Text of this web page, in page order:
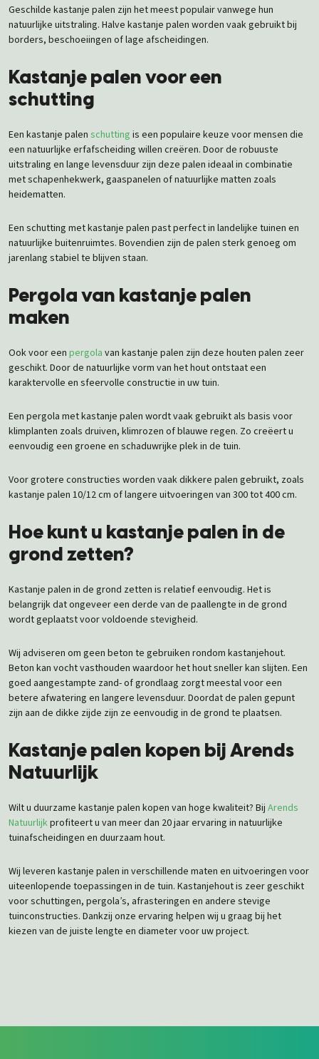
Geschilde kastanje palen zijn het meest populair vanwege hun
natuurlijke uitstraling. Halve kastanje palen worden vaak gebruikt bij
borders, beschoeiingen of lage afscheidingen.
Kastanje palen voor een
schutting
Een kastanje palen schutting is een populaire keuze voor mensen die
een natuurlijke erfafscheiding willen creëren. Door de robuuste
uitstraling en lange levensduur zijn deze palen ideaal in combinatie
met schapenhekwerk, gaaspanelen of natuurlijke matten zoals
heidematten.
Een schutting met kastanje palen past perfect in landelijke tuinen en
natuurlijke buitenruimtes. Bovendien zijn de palen sterk genoeg om
jarenlang stabiel te blijven staan.
Pergola van kastanje palen
maken
Ook voor een pergola van kastanje palen zijn deze houten palen zeer
geschikt. Door de natuurlijke vorm van het hout ontstaat een
karaktervolle en sfeervolle constructie in uw tuin.
Een pergola met kastanje palen wordt vaak gebruikt als basis voor
klimplanten zoals druiven, klimrozen of blauwe regen. Zo creëert u
eenvoudig een groene en schaduwrijke plek in de tuin.
Voor grotere constructies worden vaak dikkere palen gebruikt, zoals
kastanje palen 10/12 cm of langere uitvoeringen van 300 tot 400 cm.
Hoe kunt u kastanje palen in de
grond zetten?
Kastanje palen in de grond zetten is relatief eenvoudig. Het is
belangrijk dat ongeveer een derde van de paallengte in de grond
wordt geplaatst voor voldoende stevigheid.
Wij adviseren om geen beton te gebruiken rondom kastanjehout.
Beton kan vocht vasthouden waardoor het hout sneller kan slijten. Een
goed aangestampte zand- of grondlaag zorgt meestal voor een
betere afwatering en langere levensduur. Doordat de palen gepunt
zijn aan de dikke zijde zijn ze eenvoudig in de grond te plaatsen.
Kastanje palen kopen bij Arends
Natuurlijk
Wilt u duurzame kastanje palen kopen van hoge kwaliteit? Bij Arends
Natuurlijkprofiteert u van meer dan 20 jaar ervaring in natuurlijke
tuinafscheidingen en duurzaam hout.
Wij leveren kastanje palen in verschillende maten en uitvoeringen voor
uiteenlopende toepassingen in de tuin. Kastanjehout is zeer geschikt
voor schuttingen, pergola’s, afrasteringen en andere stevige
tuinconstructies. Dankzij onze ervaring helpen wij u graag bij het
kiezen van de juiste lengte en diameter voor uw project.